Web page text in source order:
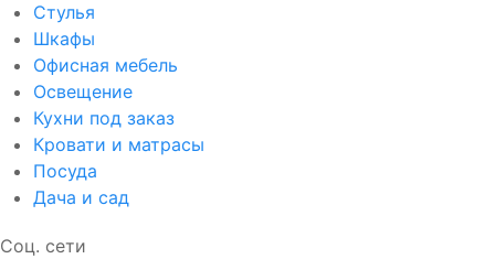
Стулья
Шкафы
Офисная мебель
Освещение
Кухни под заказ
Кровати и матрасы
Посуда
Дача и сад
Соц. сети